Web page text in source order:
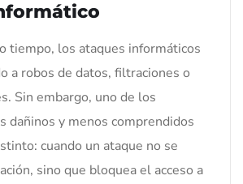
tiempo, los ataques informáticos
a robos de datos, filtraciones o
Sin embargo, uno de los
dañinos y menos comprendidos
cuando un ataque no se
sino que bloquea el acceso a